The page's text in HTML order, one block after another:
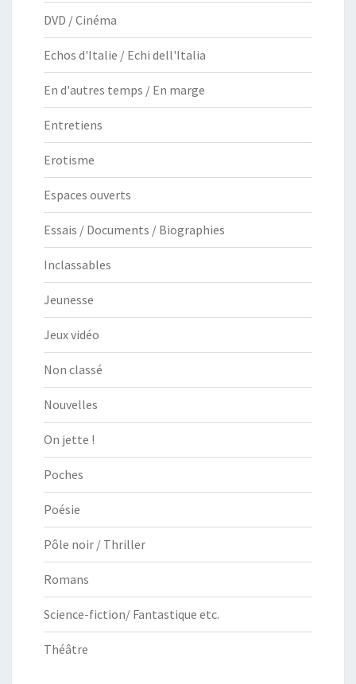
DVD / Cinéma
Echos d'Italie / Echi dell'Italia
En d'autres temps / En marge
Entretiens
Erotisme
Espaces ouverts
Essais / Documents / Biographies
Inclassables
Jeunesse
Jeux vidéo
Non classé
Nouvelles
On jette !
Poches
Poésie
Pôle noir / Thriller
Romans
Science-fiction/ Fantastique etc.
Théâtre